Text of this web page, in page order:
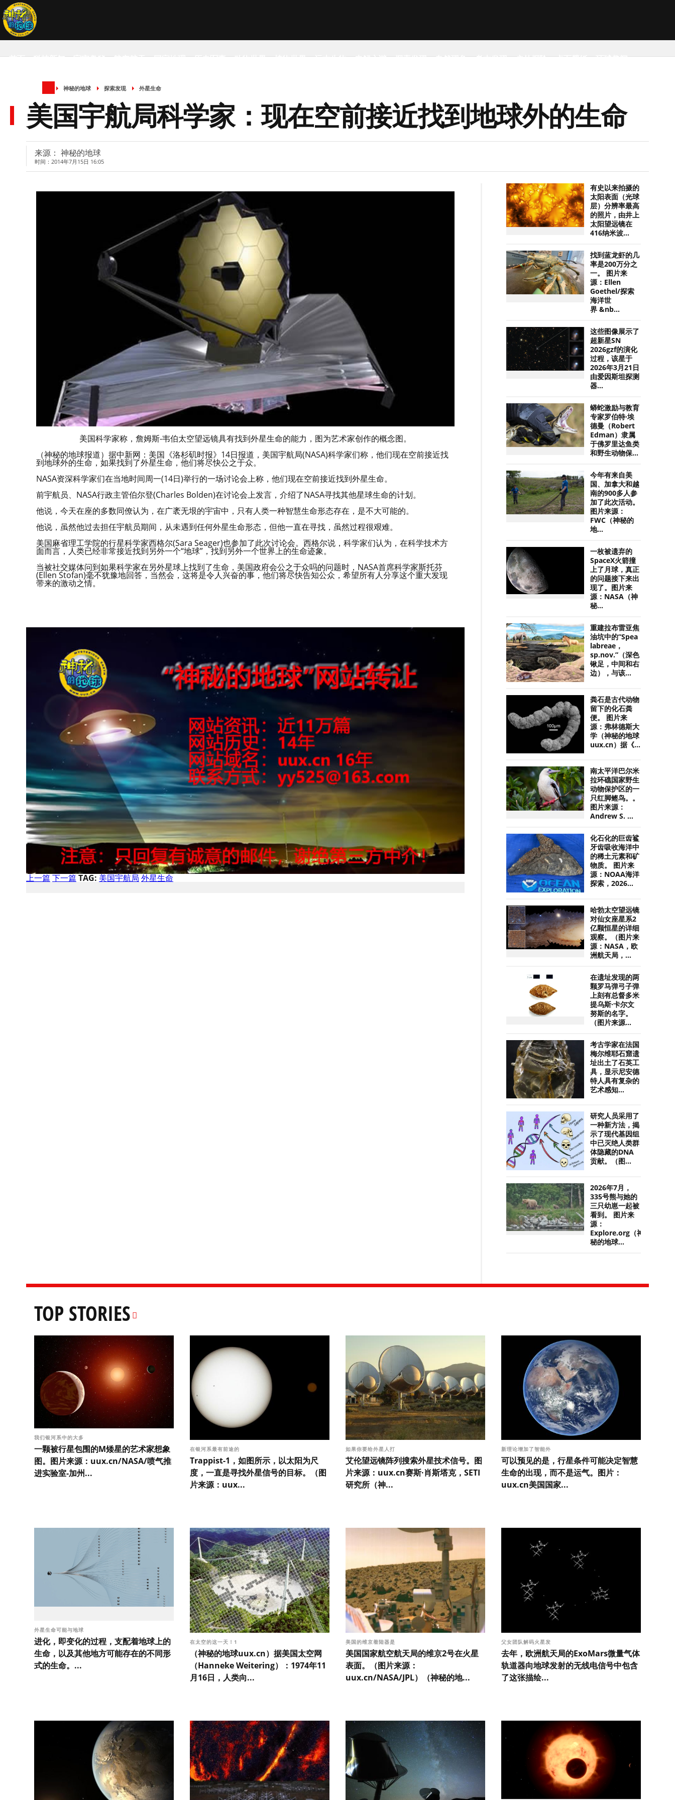
首页 科技新知 宇宙奥秘 航空航天 国家地理 历史军事 动物世界 植物世界 远古生物 未解之谜 探索发现 自然现象 考古发现 户外探险 桌面壁纸 环球趣闻
神秘的地球 探索发现 外星生命
美国宇航局科学家：现在空前接近找到地球外的生命
来源： 神秘的地球
时间：2014年7月15日 16:05
美国科学家称，詹姆斯-韦伯太空望远镜具有找到外星生命的能力，图为艺术家创作的概念图。
（神秘的地球报道）据中新网：美国《洛杉矶时报》14日报道，美国宇航局(NASA)科学家们称，他们现在空前接近找
到地球外的生命，如果找到了外星生命，他们将尽快公之于众。
NASA资深科学家们在当地时间周一(14日)举行的一场讨论会上称，他们现在空前接近找到外星生命。
前宇航员、NASA行政主管伯尔登(Charles Bolden)在讨论会上发言，介绍了NASA寻找其他星球生命的计划。
他说，今天在座的多数同僚认为，在广袤无垠的宇宙中，只有人类一种智慧生命形态存在，是不大可能的。
他说，虽然他过去担任宇航员期间，从未遇到任何外星生命形态，但他一直在寻找，虽然过程很艰难。
美国麻省理工学院的行星科学家西格尔(Sara Seager)也参加了此次讨论会。西格尔说，科学家们认为，在科学技术方
面而言，人类已经非常接近找到另外一个“地球”，找到另外一个世界上的生命迹象。
当被社交媒体问到如果科学家在另外星球上找到了生命，美国政府会公之于众吗的问题时，NASA首席科学家斯托芬
(Ellen Stofan)毫不犹豫地回答，当然会，这将是令人兴奋的事，他们将尽快告知公众，希望所有人分享这个重大发现
带来的激动之情。
上一篇 下一篇 TAG: 美国宇航局 外星生命
有史以来拍摄的
太阳表面（光球
层）分辨率最高
的照片，由井上
太阳望远镜在
416纳米波...
找到蓝龙虾的几
率是200万分之
一。 图片来
源：Ellen
Goethel/探索
海洋世
界 &nb...
这些图像展示了
超新星SN
2026gzf的演化
过程，该星于
2026年3月21日
由爱因斯坦探测
器...
蟒蛇激励与教育
专家罗伯特·埃
德曼（Robert
Edman）隶属
于佛罗里达鱼类
和野生动物保...
今年有来自美
国、加拿大和越
南的900多人参
加了此次活动。
图片来源：
FWC（神秘的
地...
一枚被遗弃的
SpaceX火箭撞
上了月球，真正
的问题接下来出
现了。图片来
源：NASA（神
秘...
重建拉布雷亚焦
油坑中的“Spea
labreae，
sp.nov.”（深色
锹足，中间和右
边），与该...
粪石是古代动物
留下的化石粪
便。 图片来
源：弗林德斯大
学（神秘的地球
uux.cn）据《...
南太平洋巴尔米
拉环礁国家野生
动物保护区的一
只红脚鲣鸟。。
图片来源：
Andrew S. ...
化石化的巨齿鲨
牙齿吸收海洋中
的稀土元素和矿
物质。 图片来
源：NOAA海洋
探索，2026...
哈勃太空望远镜
对仙女座星系2
亿颗恒星的详细
观察。（图片来
源：NASA，欧
洲航天局，...
在遗址发现的两
颗罗马弹弓子弹
上刻有总督多米
提乌斯·卡尔文
努斯的名字。
（图片来源...
考古学家在法国
梅尔维耶石窟遗
址出土了石英工
具，显示尼安德
特人具有复杂的
艺术感知...
研究人员采用了
一种新方法，揭
示了现代基因组
中已灭绝人类群
体隐藏的DNA
贡献。（图...
2026年7月，
335号熊与她的
三只幼崽一起被
看到。 图片来
源：
Explore.org（神
秘的地球...
TOP STORIES
我们银河系中的大多
一颗被行星包围的M矮星的艺术家想象
图。图片来源：uux.cn/NASA/喷气推
进实验室-加州...
在银河系最有前途的
Trappist-1，如图所示，以太阳为尺
度，一直是寻找外星信号的目标。（图
片来源：uux...
如果你要给外星人打
艾伦望远镜阵列搜索外星技术信号。图
片来源：uux.cn赛斯·肖斯塔克，SETI
研究所（神...
新理论增加了智能外
可以预见的是，行星条件可能决定智慧
生命的出现，而不是运气。图片：
uux.cn美国国家...
外星生命可能与地球
进化，即变化的过程，支配着地球上的
生命，以及其他地方可能存在的不同形
式的生命。...
在太空的这一天！1
（神秘的地球uux.cn）据美国太空网
（Hanneke Weitering）：1974年11
月16日，人类向...
美国的维京着陆器是
美国国家航空航天局的维京2号在火星
表面。（图片来源：
uux.cn/NASA/JPL）（神秘的地...
父女团队解码火星发
去年，欧洲航天局的ExoMars微量气体
轨道器向地球发射的无线电信号中包含
了这张描绘...